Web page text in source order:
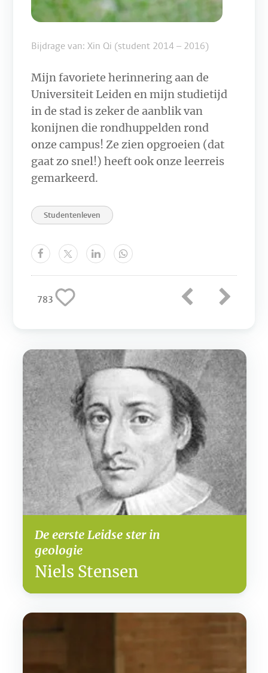
Bijdrage van: Xin Qi (student 2014 – 2016)
Mijn favoriete herinnering aan de
Universiteit Leiden en mijn studietijd
in de stad is zeker de aanblik van
konijnen die rondhuppelden rond
onze campus! Ze zien opgroeien (dat
gaat zo snel!) heeft ook onze leerreis
gemarkeerd.
Studentenleven
783
De eerste Leidse ster in
geologie
Niels Stensen